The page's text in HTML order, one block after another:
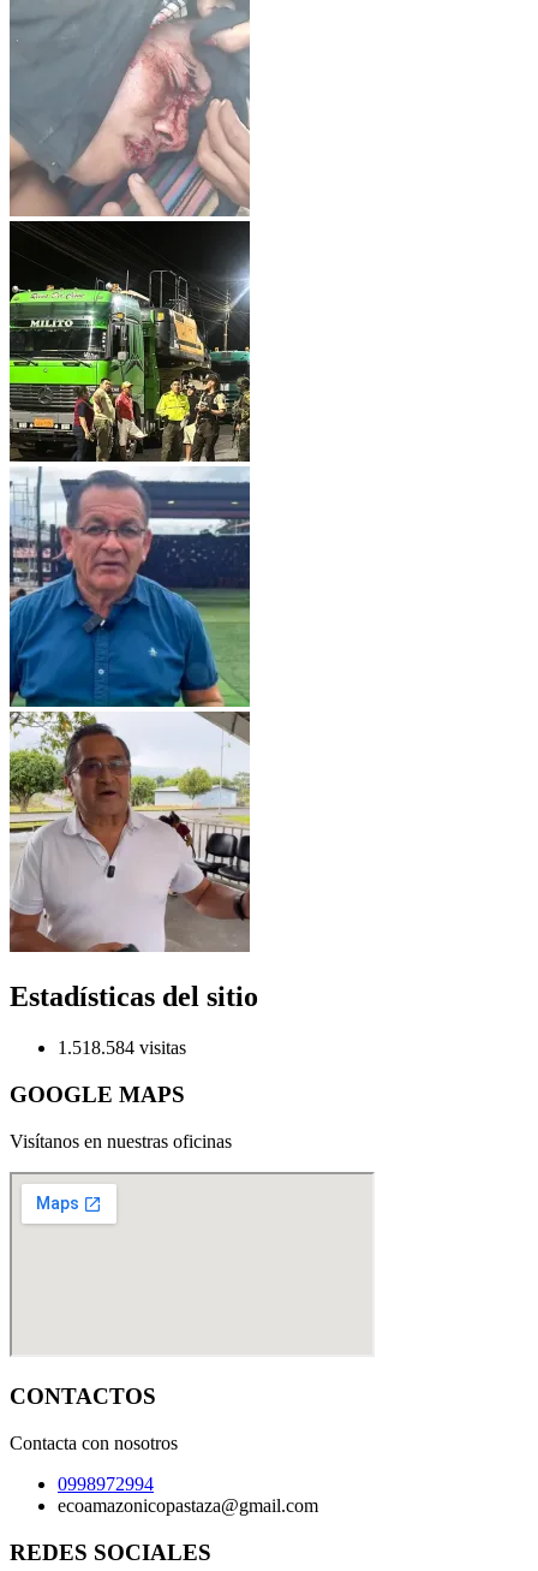
Estadísticas del sitio
1.518.584 visitas
GOOGLE MAPS
Visítanos en nuestras oficinas
CONTACTOS
Contacta con nosotros
0998972994
ecoamazonicopastaza@gmail.com
REDES SOCIALES